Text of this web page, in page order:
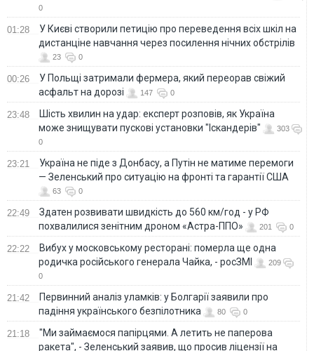
0
01:28
У Києві створили петицію про переведення всіх шкіл на
дистанціне навчання через посилення нічних обстрілів
23 0
00:26
У Польщі затримали фермера, який переорав свіжий
асфальт на дорозі
147 0
23:48
Шість хвилин на удар: експерт розповів, як Україна
може знищувати пускові установки "Іскандерів"
303
0
23:21
Україна не піде з Донбасу, а Путін не матиме перемоги
— Зеленський про ситуацію на фронті та гарантії США
63 0
22:49
Здатен розвивати швидкість до 560 км/год - у РФ
похвалилися зенітним дроном «Астра-ППО»
201 0
22:22
Вибух у московському ресторані: померла ще одна
родичка російського генерала Чайка, - росЗМІ
209
0
21:42
Первинний аналіз уламків: у Болгарії заявили про
падіння українського безпілотника
80 0
21:18
"Ми займаємося папірцями. А летить не паперова
ракета", - Зеленський заявив, що просив ліцензії на